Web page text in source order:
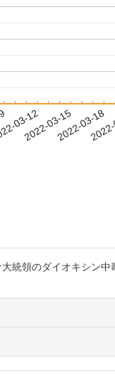
03-12
2022-03-152022-03-18
統領のダイオキシン